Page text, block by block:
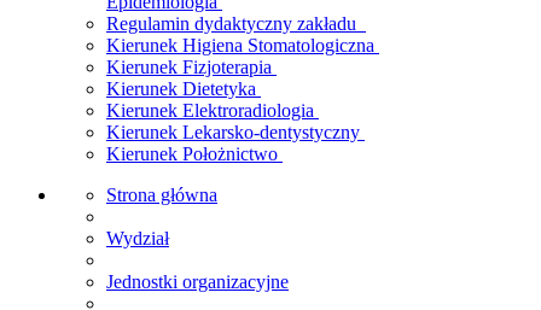
Regulamin dydaktyczny zakładu
Kierunek Higiena Stomatologiczna
Kierunek Fizjoterapia
Kierunek Dietetyka
Kierunek Elektroradiologia
Kierunek Lekarsko-dentystyczny
Kierunek Położnictwo
Strona główna
Wydział
Jednostki organizacyjne